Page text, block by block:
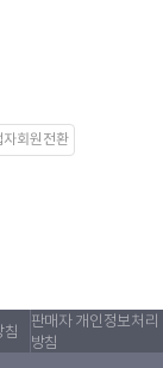
자회원전환
침
판매자 개인정보처리
방침